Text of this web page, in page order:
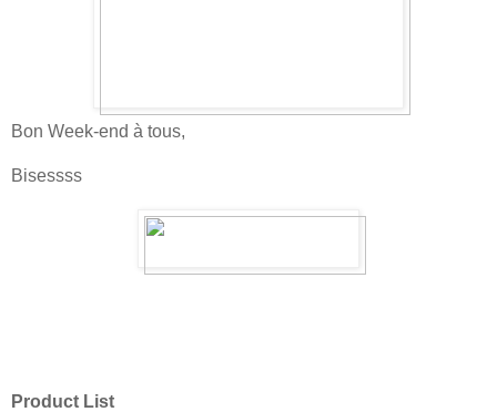
Bon Week-end à tous,
Bisessss
Product List